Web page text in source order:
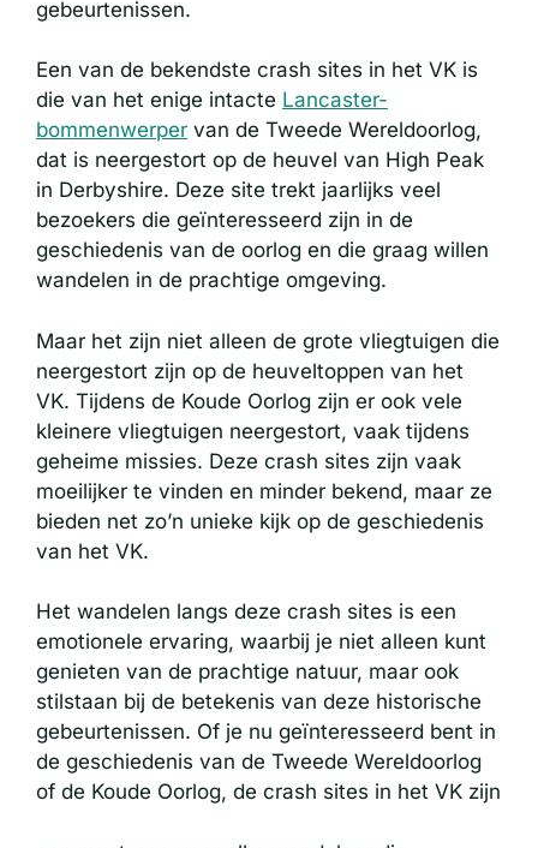
gebeurtenissen.
Een van de bekendste crash sites in het VK is
die van het enige intacte Lancaster-
bommenwerper van de Tweede Wereldoorlog,
dat is neergestort op de heuvel van High Peak
in Derbyshire. Deze site trekt jaarlijks veel
bezoekers die geïnteresseerd zijn in de
geschiedenis van de oorlog en die graag willen
wandelen in de prachtige omgeving.
Maar het zijn niet alleen de grote vliegtuigen die
neergestort zijn op de heuveltoppen van het
VK. Tijdens de Koude Oorlog zijn er ook vele
kleinere vliegtuigen neergestort, vaak tijdens
geheime missies. Deze crash sites zijn vaak
moeilijker te vinden en minder bekend, maar ze
bieden net zo’n unieke kijk op de geschiedenis
van het VK.
Het wandelen langs deze crash sites is een
emotionele ervaring, waarbij je niet alleen kunt
genieten van de prachtige natuur, maar ook
stilstaan bij de betekenis van deze historische
gebeurtenissen. Of je nu geïnteresseerd bent in
de geschiedenis van de Tweede Wereldoorlog
of de Koude Oorlog, de crash sites in het VK zijn